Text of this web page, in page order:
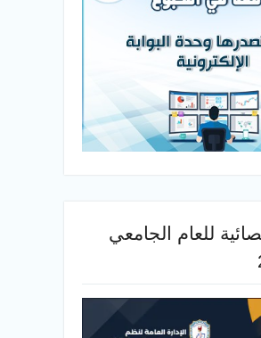
للعام الجامعي